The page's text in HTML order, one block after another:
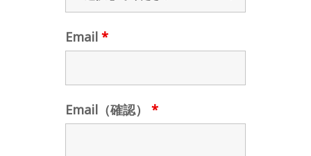
Email *
Email（確認） *